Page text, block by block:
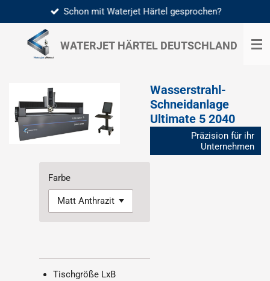
Hauptinhalt
springen
WATERJET HÄRTEL DEUTSCHLAND
Schon mit Waterjet Härtel gesprochen?
Wasserstrahl-
Schneidanlage
Ultimate 5 2040
Präzision für ihr
Unternehmen
Farbe
Tischgröße LxB